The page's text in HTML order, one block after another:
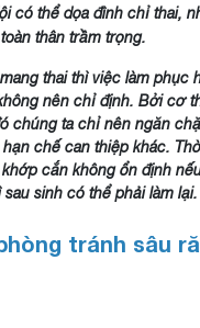
có thể dọa đình chỉ thai,
thân trầm trọng.
thai thì việc làm phục
nên chỉ định. Bởi cơ
chúng ta chỉ nên ngăn
chế can thiệp khác.
cắn không ổn định
sinh có thể phải làm lại.
tránh sâu